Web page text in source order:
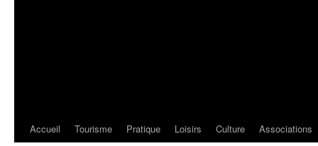
Accueil Tourisme Pratique Loisirs Culture Associations